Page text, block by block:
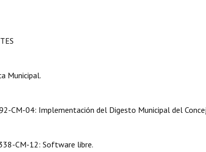
Municipal.
CM-04: Implementación del Digesto Municipal del
CM-12: Software libre.